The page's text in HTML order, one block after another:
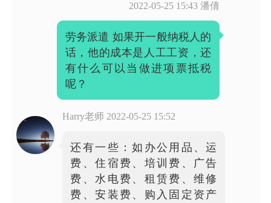
2022-05-25 15:43 潘倩
劳务派遣 如果开一般纳税人的
话，他的成本是人工工资，还
有什么可以当做进项票抵税
呢？
Harry老师 2022-05-25 15:52
还有一些：如办公用品、运
费、住宿费、培训费、广告
费、水电费、租赁费、维修
费、安装费、购入固定资产